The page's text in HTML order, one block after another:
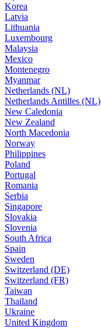
Korea
Latvia
Lithuania
Luxembourg
Malaysia
Mexico
Montenegro
Myanmar
Netherlands (NL)
Netherlands Antilles (NL)
New Caledonia
New Zealand
North Macedonia
Norway
Philippines
Poland
Portugal
Romania
Serbia
Singapore
Slovakia
Slovenia
South Africa
Spain
Sweden
Switzerland (DE)
Switzerland (FR)
Taiwan
Thailand
Ukraine
United Kingdom